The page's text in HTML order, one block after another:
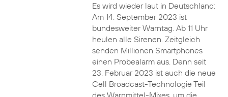
Es wird wieder laut in Deutschland:
Am 14. September 2023 ist
bundesweiter Warntag. Ab 11 Uhr
heulen alle Sirenen. Zeitgleich
senden Millionen Smartphones
einen Probealarm aus. Denn seit
23. Februar 2023 ist auch die neue
Cell Broadcast-Technologie Teil
des Warnmittel-Mixes, um die